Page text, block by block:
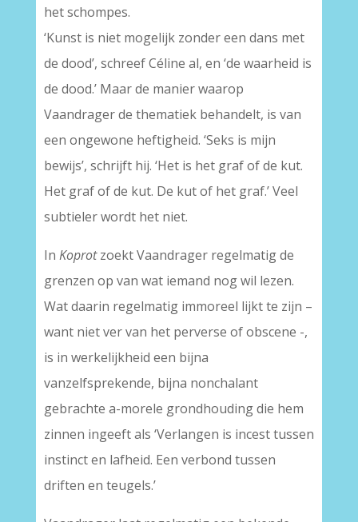
het schompes.
‘Kunst is niet mogelijk zonder een dans met
de dood’, schreef Céline al, en ‘de waarheid is
de dood.’ Maar de manier waarop
Vaandrager de thematiek behandelt, is van
een ongewone heftigheid. ‘Seks is mijn
bewijs’, schrijft hij. ‘Het is het graf of de kut.
Het graf of de kut. De kut of het graf.’ Veel
subtieler wordt het niet.
In Koprotzoekt Vaandrager regelmatig de
grenzen op van wat iemand nog wil lezen.
Wat daarin regelmatig immoreel lijkt te zijn –
want niet ver van het perverse of obscene -,
is in werkelijkheid een bijna
vanzelfsprekende, bijna nonchalant
gebrachte a-morele grondhouding die hem
zinnen ingeeft als ‘Verlangen is incest tussen
instinct en lafheid. Een verbond tussen
driften en teugels.’